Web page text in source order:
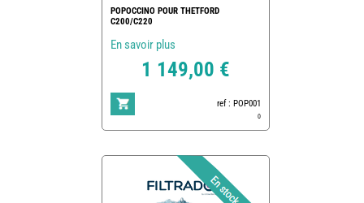
POPOCCINO POUR THETFORD
C200/C220
En savoir plus
1 149,00 €
ref : POP001
0